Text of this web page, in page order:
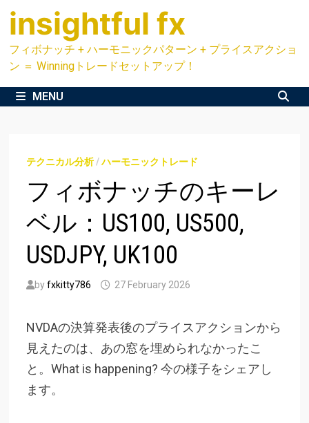
Skip
content
insightful fx
フィボナッチ + ハーモニックパターン + プライスアクショ
ン ＝ Winningトレードセットアップ！
MENU
テクニカル分析/ハーモニックトレード
フィボナッチのキーレ
ベル：US100, US500,
USDJPY, UK100
byfxkitty786 27 February 2026
NVDAの決算発表後のプライスアクションから
見えたのは、あの窓を埋められなかったこ
と。What is happening? 今の様子をシェアし
ます。